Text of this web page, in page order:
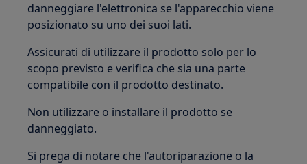
danneggiare l'elettronica se l'apparecchio viene
posizionato su uno dei suoi lati.
Assicurati di utilizzare il prodotto solo per lo
scopo previsto e verifica che sia una parte
compatibile con il prodotto destinato.
Non utilizzare o installare il prodotto se
danneggiato.
Si prega di notare che l'autoriparazione o la